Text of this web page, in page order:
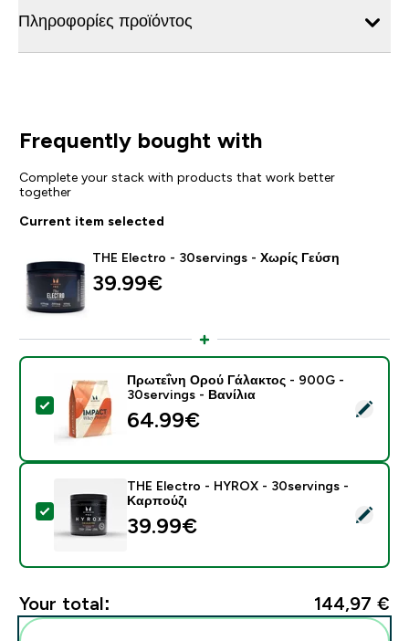
Πληροφορίες προϊόντος
Frequently bought with
Complete your stack with products that work better
together
Current item selected
THE Electro - 30servings - Χωρίς Γεύση
39.99€‎
Select this product - Πρωτεΐνη Ορού Γάλακτος -
Πρωτεΐνη Ορού Γάλακτος - 900G -
30servings - Βανίλια
64.99€‎
Select this product - THE Electro - HYROX -
THE Electro - HYROX - 30servings -
Καρπούζι
39.99€‎
Your total: 144,97 €‎